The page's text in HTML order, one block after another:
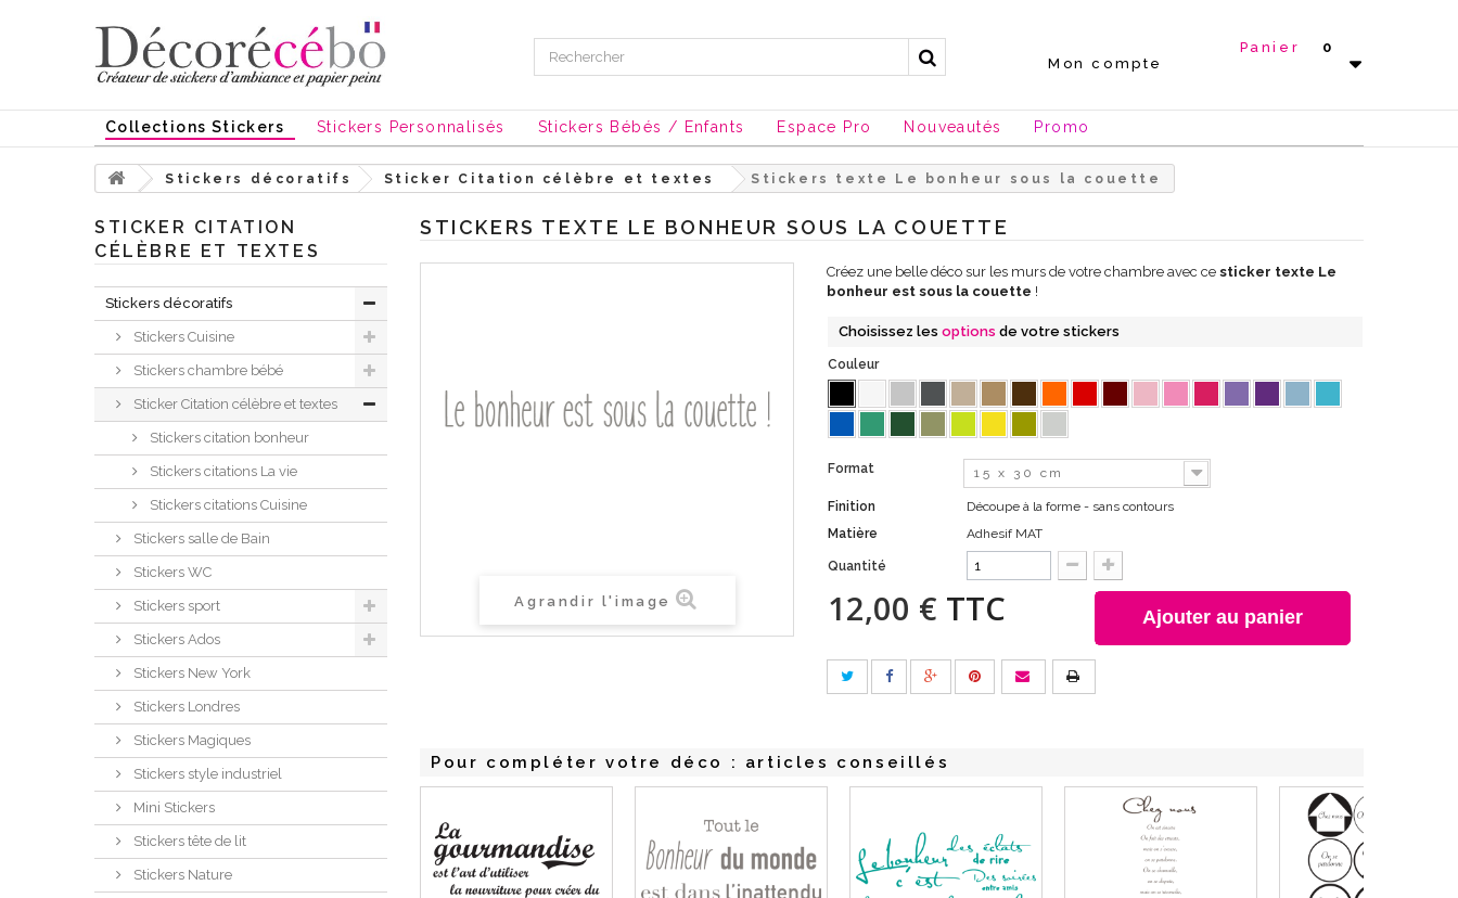
Mon compte
Panier 0
Collections Stickers Stickers Personnalisés Stickers Bébés / Enfants Espace Pro Nouveautés Promo
Stickers décoratifs Sticker Citation célèbre et textes Stickers texte Le bonheur sous la couette
STICKER CITATION
CÉLÈBRE ET TEXTES
Stickers décoratifs
Stickers Cuisine
Stickers chambre bébé
Sticker Citation célèbre et textes
Stickers citation bonheur
Stickers citations La vie
Stickers citations Cuisine
Stickers salle de Bain
Stickers WC
Stickers sport
Stickers Ados
Stickers New York
Stickers Londres
Stickers Magiques
Stickers style industriel
Mini Stickers
Stickers tête de lit
Stickers Nature
STICKERS TEXTE LE BONHEUR SOUS LA COUETTE
Agrandir l'image
Créez une belle déco sur les murs de votre chambre avec ce sticker texte Le
bonheur est sous la couette !
Choisissez les options de votre stickers
Couleur
Format 15 x 30 cm
Finition
Découpe à la forme - sans contours
Matière
Adhesif MAT
Quantité
12,00 € TTC Ajouter au panier
Pour compléter votre déco : articles conseillés